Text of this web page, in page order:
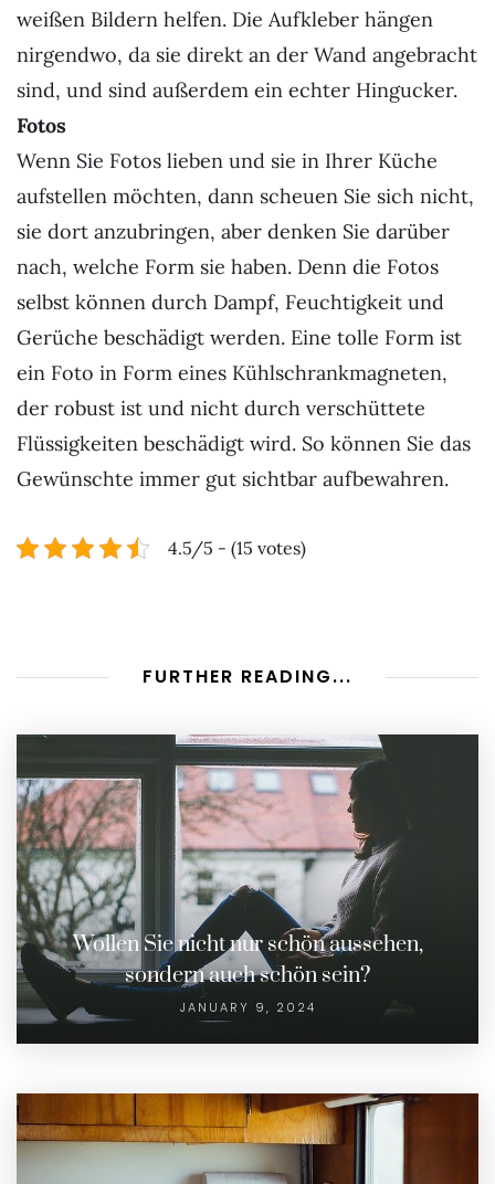
weißen Bildern helfen. Die Aufkleber hängen
nirgendwo, da sie direkt an der Wand angebracht
sind, und sind außerdem ein echter Hingucker.
Fotos
Wenn Sie Fotos lieben und sie in Ihrer Küche
aufstellen möchten, dann scheuen Sie sich nicht,
sie dort anzubringen, aber denken Sie darüber
nach, welche Form sie haben. Denn die Fotos
selbst können durch Dampf, Feuchtigkeit und
Gerüche beschädigt werden. Eine tolle Form ist
ein Foto in Form eines Kühlschrankmagneten,
der robust ist und nicht durch verschüttete
Flüssigkeiten beschädigt wird. So können Sie das
Gewünschte immer gut sichtbar aufbewahren.
4.5/5 - (15 votes)
FURTHER READING...
Wollen Sie nicht nur schön aussehen,
sondern auch schön sein?
JANUARY 9, 2024